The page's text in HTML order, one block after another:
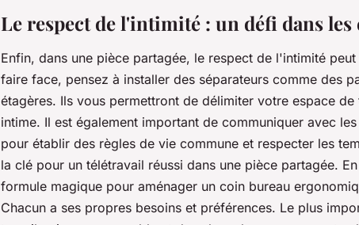
Le respect de l'intimité : un défi dans les
Enfin, dans une pièce partagée, le respect de l'intimité
faire face, pensez à installer des séparateurs comme des
étagères. Ils vous permettront de délimiter votre espace
intime. Il est également important de communiquer avec
pour établir des règles de vie commune et respecter les
la clé pour un télétravail réussi dans une pièce partagée.
formule magique pour aménager un coin bureau
Chacun a ses propres besoins et préférences. Le plus